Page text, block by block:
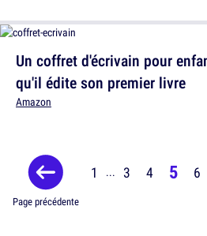
Un coffret d'écrivain pour
qu'il édite son premier livre
Amazon
Page précédente
1 ... 3 4 5 6